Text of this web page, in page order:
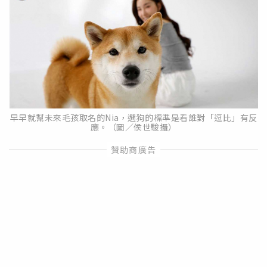
早早就幫未來毛孩取名的Nia，選狗的標準是看誰對「逗比」有反
應。（圖／侯世駿攝）